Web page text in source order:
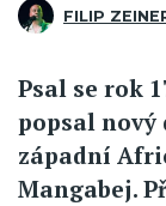
FILIP
Psal se rok
popsal
západní
Mangabej.